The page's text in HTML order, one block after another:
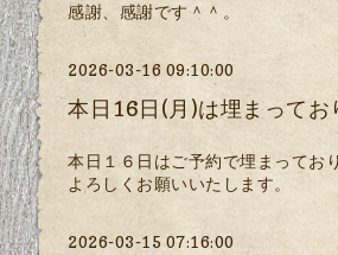
感謝、感謝です＾＾。
2026-03-16 09:10:00
本日16日(月)は埋まってお
本日１６日はご予約で埋まってお
よろしくお願いいたします。
2026-03-15 07:16:00